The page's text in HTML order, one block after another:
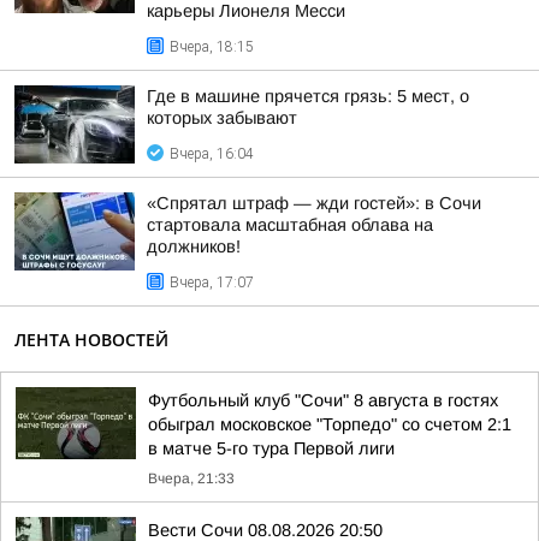
карьеры Лионеля Месси
Вчера, 18:15
Где в машине прячется грязь: 5 мест, о
которых забывают
Вчера, 16:04
«Спрятал штраф — жди гостей»: в Сочи
стартовала масштабная облава на
должников!
Вчера, 17:07
ЛЕНТА НОВОСТЕЙ
Футбольный клуб "Сочи" 8 августа в гостях
обыграл московское "Торпедо" со счетом 2:1
в матче 5-го тура Первой лиги
Вчера, 21:33
Вести Сочи 08.08.2026 20:50